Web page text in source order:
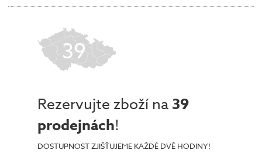
39
Rezervujte zboží na 39
prodejnách!
DOSTUPNOST ZJIŠŤUJEME KAŽDÉ DVĚ HODINY!